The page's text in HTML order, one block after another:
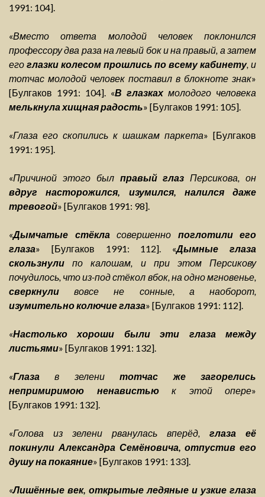
1991: 104].
«Вместо ответа молодой человек поклонился
профессору два раза на левый бок и на правый, а затем
его глазки колесом прошлись по всему кабинету, и
тотчас молодой человек поставил в блокноте знак»
[Булгаков 1991: 104]. «В глазкахмолодого человека
мелькнула хищная радость» [Булгаков 1991: 105].
«Глаза его скопились к шашкам паркета» [Булгаков
1991: 195].
«Причиной этого был правый глаз Персикова, он
вдруг насторожился, изумился, налился даже
тревогой» [Булгаков 1991: 98].
«Дымчатые стёкла совершенно поглотили его
глаза» [Булгаков 1991: 112]. «Дымные глаза
скользнули по калошам, и при этом Персикову
почудилось, что из-под стёкол вбок, на одно мгновенье,
сверкнули вовсе не сонные, а наоборот,
изумительно колючие глаза» [Булгаков 1991: 112].
«Настолько хороши были эти глаза между
листьями» [Булгаков 1991: 132].
«Глаза в зеленитотчас же загорелись
непримиримою ненавистьюк этой опере»
[Булгаков 1991: 132].
«Голова из зелени рванулась вперёд, глаза её
покинули Александра Семёновича, отпустив его
душу на покаяние» [Булгаков 1991: 133].
«Лишённые век, открытые ледяные и узкие глаза